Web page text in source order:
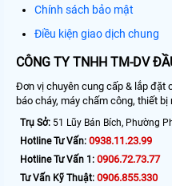
Chính sách bảo mật
Điều kiện giao dịch chung
CÔNG TY TNHH TM-DV
Đơn vị chuyên cung cấp & lắp đặt
báo cháy, máy chấm công, thiết bị
Trụ Sở: 51 Lũy Bán Bích, Phường
Hotline Tư Vấn: 0938.11.23.99
Hotline Tư Vấn 1: 0906.72.73.77
Tư Vấn Kỹ Thuật: 0906.855.330